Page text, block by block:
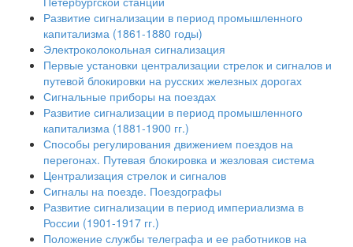
Развитие сигнализации в период промышленного
капитализма (1861-1880 годы)
Электроколокольная сигнализация
Первые установки централизации стрелок и сигналов и
путевой блокировки на русских железных дорогах
Сигнальные приборы на поездах
Развитие сигнализации в период промышленного
капитализма (1881-1900 гг.)
Способы регулирования движением поездов на
перегонах. Путевая блокировка и жезловая система
Централизация стрелок и сигналов
Сигналы на поезде. Поездографы
Развитие сигнализации в период империализма в
России (1901-1917 гг.)
Положение службы телеграфа и ее работников на